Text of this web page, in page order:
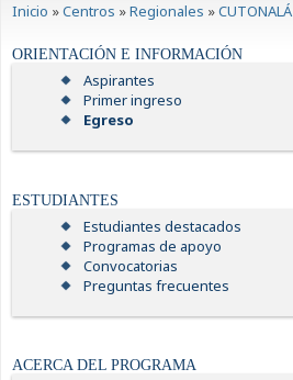
Inicio »Centros »Regionales »CUTONALÁ
ORIENTACIÓN E INFORMACIÓN
Aspirantes
Primer ingreso
Egreso
ESTUDIANTES
Estudiantes destacados
Programas de apoyo
Convocatorias
Preguntas frecuentes
ACERCA DEL PROGRAMA